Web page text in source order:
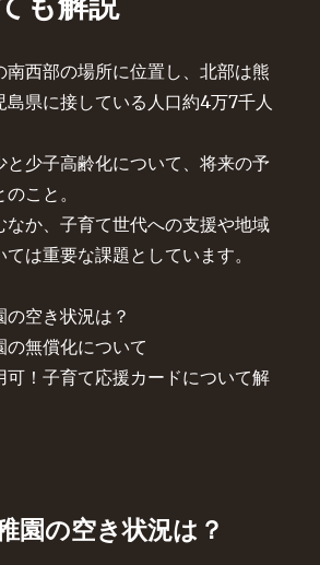
南西部の場所に位置し、北部は熊
島県に接している人口約4万7千人
と少子高齢化について、将来の予
こと。
なか、子育て世代への支援や地域
は重要な課題としています。
の空き状況は？
の無償化について
可！子育て応援カードについて解
園の空き状況は？